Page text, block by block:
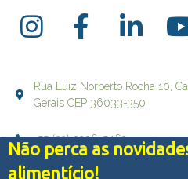
Não perca as
alimentício!
Rua Luiz Norberto Rocha 10,
Gerais CEP 36033-350
+55 (32) 3236-5469
Nós usamos cookies e outras